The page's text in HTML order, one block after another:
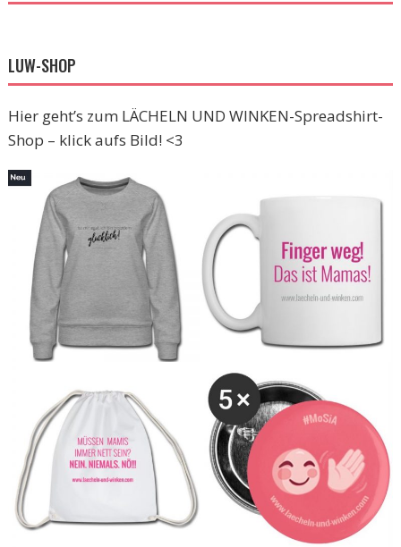
LUW-SHOP
Hier geht’s zum LÄCHELN UND WINKEN-Spreadshirt-
Shop – klick aufs Bild! <3